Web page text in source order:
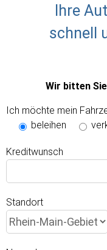
Ihre
schnell
Wir bitten
Ich möchte mein
beleihen
Kreditwunsch
Standort